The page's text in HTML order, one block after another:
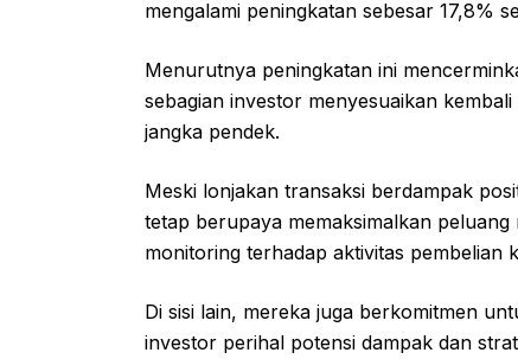
mengalami peningkatan sebesar 17,8%
Menurutnya peningkatan ini
sebagian investor menyesuaikan
jangka pendek.
Meski lonjakan transaksi berdampak
tetap berupaya memaksimalkan
monitoring terhadap aktivitas pembelian
Di sisi lain, mereka juga berkomitmen
investor perihal potensi dampak dan